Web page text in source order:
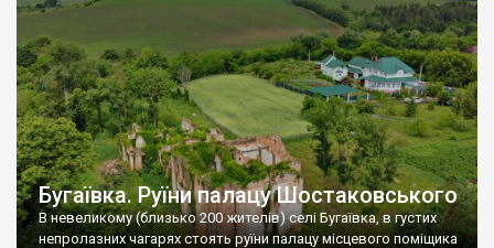
Бугаївка. Руїни палацу Шостаковського
В невеликому (близько 200 жителів) селі Бугаївка, в густих
непролазних чагарях стоять руїни палацу місцевого поміщика